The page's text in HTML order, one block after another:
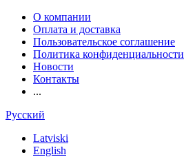
О компании
Оплата и доставка
Пользовательское соглашение
Политика конфиденциальности
Новости
Контакты
...
Русский
Latviski
English